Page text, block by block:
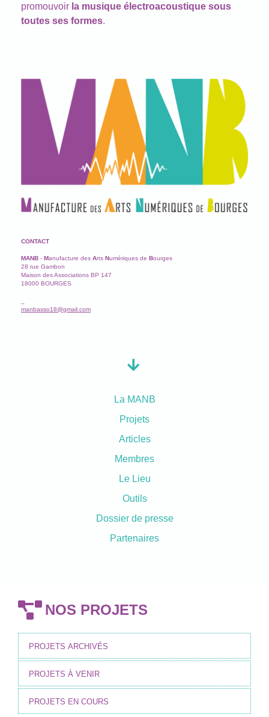
promouvoir la musique électroacoustique sous
toutes ses formes.
CONTACT
MANB - Manufacture des Arts Numériques de Bourges
28 rue Gambon
Maison des Associations BP 147
18000 BOURGES
manbasso18@gmail.com
La MANB
Projets
Articles
Membres
Le Lieu
Outils
Dossier de presse
Partenaires
NOS PROJETS
PROJETS ARCHIVÉS
PROJETS À VENIR
PROJETS EN COURS